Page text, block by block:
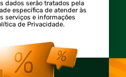
dados serão tratados pela
específica de atender às
serviços e informações
de Privacidade.